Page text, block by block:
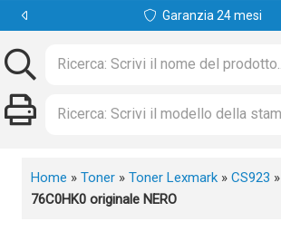
Garanzia 24 mesi
Home » Toner » Toner Lexmark » CS923 »
76C0HK0 originale NERO